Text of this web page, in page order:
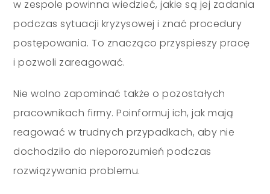
w zespole powinna wiedzieć, jakie są jej zadania
podczas sytuacji kryzysowej i znać procedury
postępowania. To znacząco przyspieszy pracę
i pozwoli zareagować.
Nie wolno zapominać także o pozostałych
pracownikach firmy. Poinformuj ich, jak mają
reagować w trudnych przypadkach, aby nie
dochodziło do nieporozumień podczas
rozwiązywania problemu.